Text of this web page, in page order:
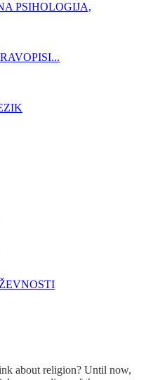
PSIHOLOGIJA,
about religion? Until now,